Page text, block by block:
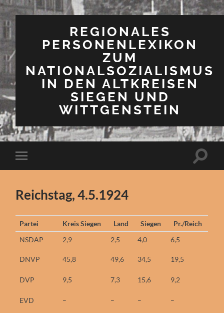
REGIONALES
PERSONENLEXIKON
ZUM
NATIONALSOZIALISMUS
IN DEN ALTKREISEN
SIEGEN UND
WITTGENSTEIN
Mobile-
Menü
Reichstag, 4.5.1924
Partei Kreis Siegen Land Siegen
Pr./Reich
NSDAP
DNVP
DVP
EVD
2,9
45,8
9,5
–
2,5
49,6
7,3
–
4,0
34,5
15,6
–
6,5
19,5
9,2
–